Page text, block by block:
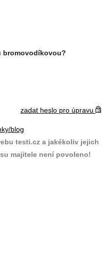
bromovodíkovou?
zadat heslo pro úpravu
blog
testi.cz a jakékoliv jejich
majitele není povoleno!